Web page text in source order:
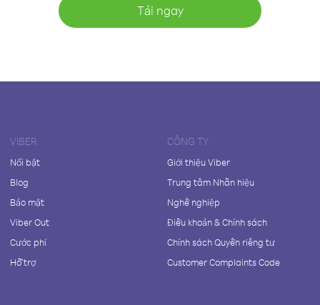
Tải ngay
VIBER
Nổi bật
Blog
Bảo mật
Viber Out
Cước phí
Hỗ trợ
CÔNG TY
Giới thiệu Viber
Trung tâm Nhãn hiệu
Nghề nghiệp
Điều khoản & Chính sách
Chính sách Quyền riêng tư
Customer Complaints Code